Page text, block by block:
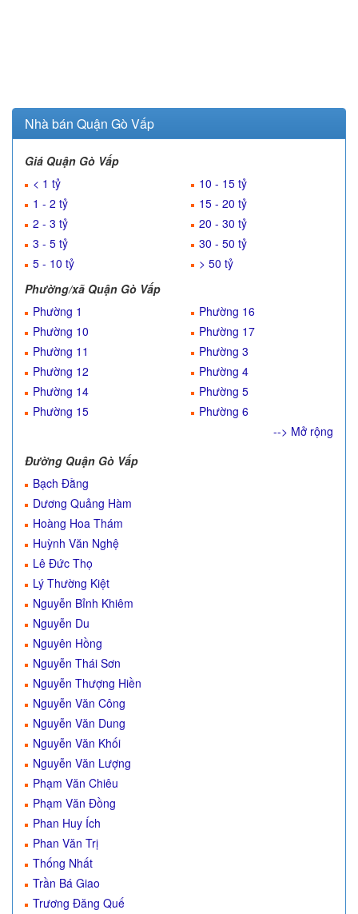
Nhà bán Quận Gò Vấp
Giá Quận Gò Vấp
< 1 tỷ
1 - 2 tỷ
2 - 3 tỷ
3 - 5 tỷ
5 - 10 tỷ
10 - 15 tỷ
15 - 20 tỷ
20 - 30 tỷ
30 - 50 tỷ
> 50 tỷ
Phường/xã Quận Gò Vấp
Phường 1
Phường 10
Phường 11
Phường 12
Phường 14
Phường 15
Phường 16
Phường 17
Phường 3
Phường 4
Phường 5
Phường 6
--> Mở rộng
Đường Quận Gò Vấp
Bạch Đằng
Dương Quảng Hàm
Hoàng Hoa Thám
Huỳnh Văn Nghệ
Lê Đức Thọ
Lý Thường Kiệt
Nguyễn Bỉnh Khiêm
Nguyễn Du
Nguyên Hồng
Nguyễn Thái Sơn
Nguyễn Thượng Hiền
Nguyễn Văn Công
Nguyễn Văn Dung
Nguyễn Văn Khối
Nguyễn Văn Lượng
Phạm Văn Chiêu
Phạm Văn Đồng
Phan Huy Ích
Phan Văn Trị
Thống Nhất
Trần Bá Giao
Trương Đăng Quế